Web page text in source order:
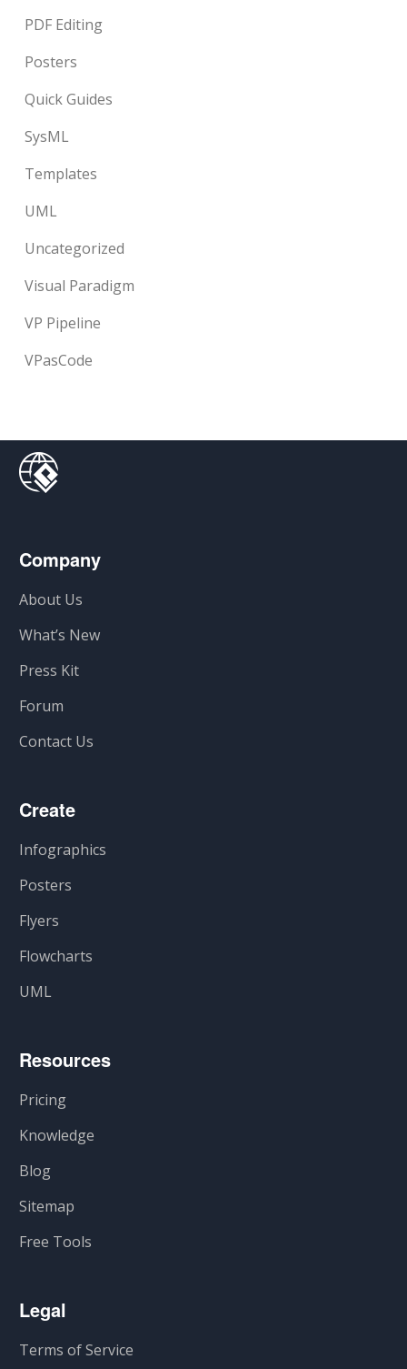
PDF Editing
Posters
Quick Guides
SysML
Templates
UML
Uncategorized
Visual Paradigm
VP Pipeline
VPasCode
Company
About Us
What’s New
Press Kit
Forum
Contact Us
Create
Infographics
Posters
Flyers
Flowcharts
UML
Resources
Pricing
Knowledge
Blog
Sitemap
Free Tools
Legal
Terms of Service